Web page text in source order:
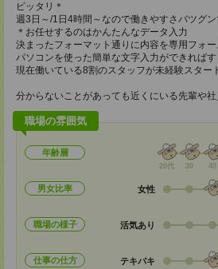
ピッタリ＊
週3日～/1日4時間～なので働きやすさバツグン
＊お任せするのはかんたんなデータ入力
決まったフォーマット通りに内容を専用フォ
パソコンを使った簡単な文字入力ができればす
現在働いている8割のスタッフが未経験スター
分からないことがあっても近くにいる先輩や
職場の雰囲気
年齢層
20代 30 40
男女比率 女性
職場の様子 活気あり
仕事の仕方 テキパキ